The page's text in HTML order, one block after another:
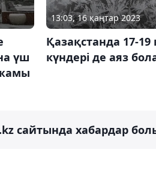
үш
13:03, 16 қаңтар 2023
Қазақстанда 17-19
күндері де аяз
сайтында хабардар